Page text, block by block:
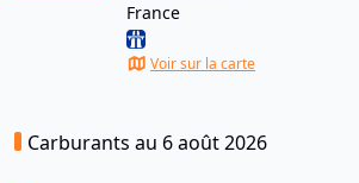
France
Voir sur la carte
Carburants au 6 août 2026